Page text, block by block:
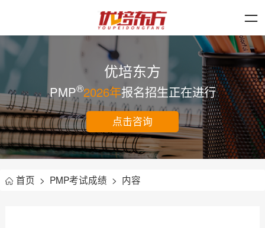
优培东方
PMP®2026年报名招生正在进行
点击咨询
首页 > PMP考试成绩 > 内容